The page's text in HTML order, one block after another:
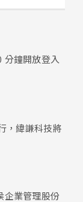
鐘開放登入
，緯謙科技將
企業管理股份